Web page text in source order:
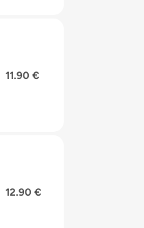
11.90 €
12.90 €